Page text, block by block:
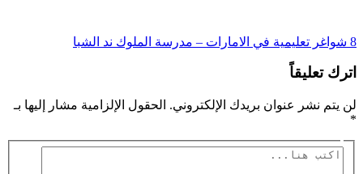
8 شواغر تعليمية في الامارات – مدرسة الملوك ند الشبا
اترك تعليقاً
لن يتم نشر عنوان بريدك الإلكتروني. الحقول الإلزامية مشار إليها بـ
*
اكتب